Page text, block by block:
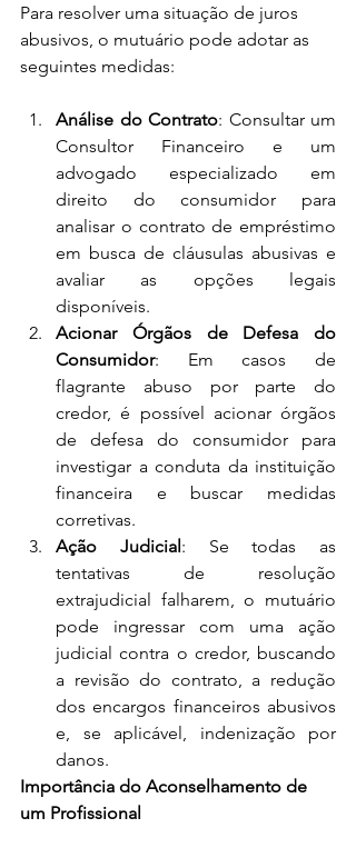
Para resolver uma situação de juros
abusivos, o mutuário pode adotar as
seguintes medidas:
Análise do Contrato: Consultar um
Consultor Financeiro e um
advogado especializado em
direito do consumidor para
analisar o contrato de empréstimo
em busca de cláusulas abusivas e
avaliar as opções legais
disponíveis.
Acionar Órgãos de Defesa do
Consumidor: Em casos de
flagrante abuso por parte do
credor, é possível acionar órgãos
de defesa do consumidor para
investigar a conduta da instituição
financeira e buscar medidas
corretivas.
Ação Judicial: Se todas as
tentativas de resolução
extrajudicial falharem, o mutuário
pode ingressar com uma ação
judicial contra o credor, buscando
a revisão do contrato, a redução
dos encargos financeiros abusivos
e, se aplicável, indenização por
danos.
Importância do Aconselhamento de
um Profissional